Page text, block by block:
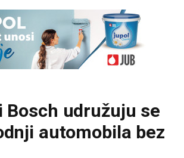
Bosch udružuju se
automobila bez